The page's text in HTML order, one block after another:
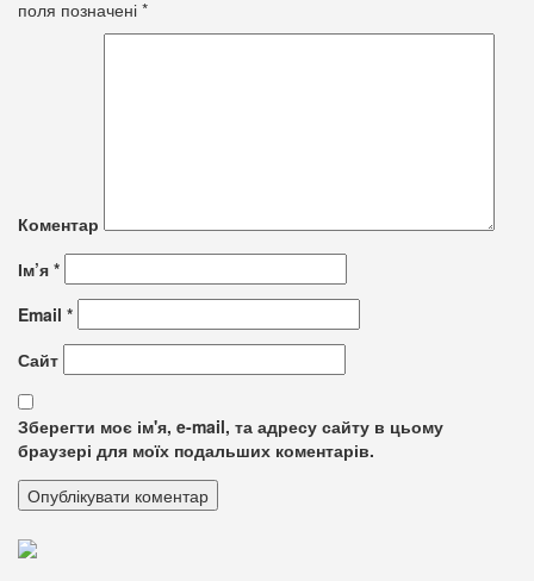
поля позначені *
Коментар
Ім’я *
Email *
Сайт
Зберегти моє ім'я, e-mail, та адресу сайту в цьому
браузері для моїх подальших коментарів.